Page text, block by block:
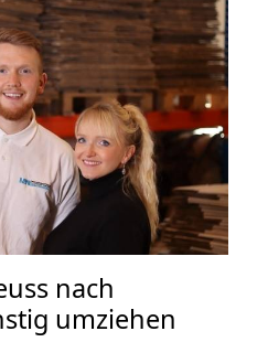
nach
umziehen